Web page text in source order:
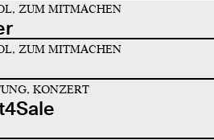
ZUM MITMACHEN
ZUM MITMACHEN
KONZERT